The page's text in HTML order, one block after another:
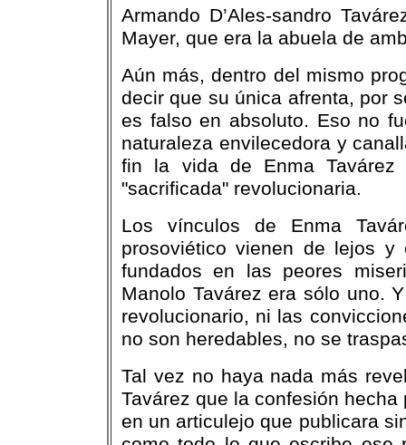
Armando D’Ales-sandro
Mayer, que era la abuela de
Aún más, dentro del mismo
decir que su única afrenta, por
es falso en absoluto. Eso no
naturaleza envilecedora y
fin la vida de Enma Tavárez
"sacrificada" revolucionaria.
Los vínculos de Enma
prosoviético vienen de lejos
fundados en las peores
Manolo Tavárez era sólo uno.
revolucionario, ni las
no son heredables, no se
Tal vez no haya nada más
Tavárez que la confesión
en un articulejo que publicara